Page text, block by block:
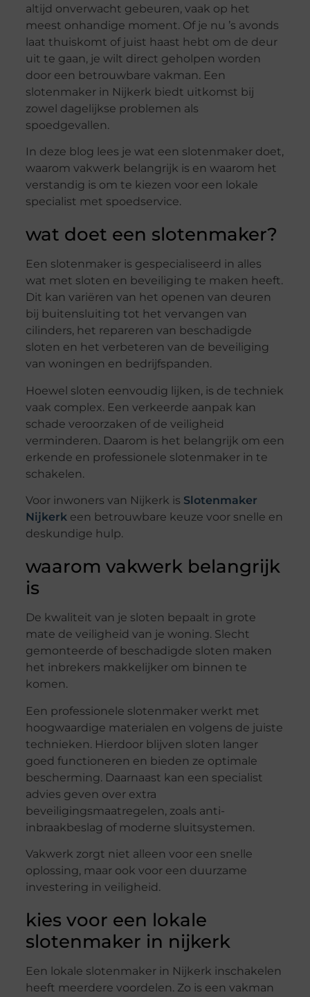
altijd onverwacht gebeuren, vaak op het
meest onhandige moment. Of je nu ’s avonds
laat thuiskomt of juist haast hebt om de deur
uit te gaan, je wilt direct geholpen worden
door een betrouwbare vakman. Een
slotenmaker in Nijkerk biedt uitkomst bij
zowel dagelijkse problemen als
spoedgevallen.
In deze blog lees je wat een slotenmaker doet,
waarom vakwerk belangrijk is en waarom het
verstandig is om te kiezen voor een lokale
specialist met spoedservice.
wat doet een slotenmaker?
Een slotenmaker is gespecialiseerd in alles
wat met sloten en beveiliging te maken heeft.
Dit kan variëren van het openen van deuren
bij buitensluiting tot het vervangen van
cilinders, het repareren van beschadigde
sloten en het verbeteren van de beveiliging
van woningen en bedrijfspanden.
Hoewel sloten eenvoudig lijken, is de techniek
vaak complex. Een verkeerde aanpak kan
schade veroorzaken of de veiligheid
verminderen. Daarom is het belangrijk om een
erkende en professionele slotenmaker in te
schakelen.
Voor inwoners van Nijkerk is Slotenmaker
Nijkerkeen betrouwbare keuze voor snelle en
deskundige hulp.
waarom vakwerk belangrijk
is
De kwaliteit van je sloten bepaalt in grote
mate de veiligheid van je woning. Slecht
gemonteerde of beschadigde sloten maken
het inbrekers makkelijker om binnen te
komen.
Een professionele slotenmaker werkt met
hoogwaardige materialen en volgens de juiste
technieken. Hierdoor blijven sloten langer
goed functioneren en bieden ze optimale
bescherming. Daarnaast kan een specialist
advies geven over extra
beveiligingsmaatregelen, zoals anti-
inbraakbeslag of moderne sluitsystemen.
Vakwerk zorgt niet alleen voor een snelle
oplossing, maar ook voor een duurzame
investering in veiligheid.
kies voor een lokale
slotenmaker in nijkerk
Een lokale slotenmaker in Nijkerk inschakelen
heeft meerdere voordelen. Zo is een vakman